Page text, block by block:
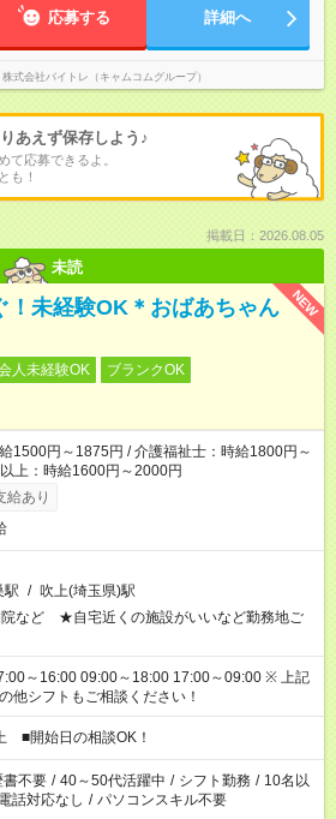
応募する 詳細へ
株式会社バイトレ（キャムコムグループ）
あえず保存しよう♪
て応募できるよ。
も！
掲載日：2026.08.05
未読
NEW
！未経験OK＊おばあちゃん
人未経験OK
ブランクOK
1500円～1875円 / 介護福祉士：時給1800円～
上：時給1600円～2000円
給あり
駅 / 吹上(埼玉県)駅
院など ★自宅近くの施設がいいなど勤務地ご
～16:00 09:00～18:00 17:00～09:00 ※ 上記
他シフトもご相談ください！
■開始日の相談OK！
書不要 / 40～50代活躍中 / シフト勤務 / 10名以
電話対応なし / パソコンスキル不要